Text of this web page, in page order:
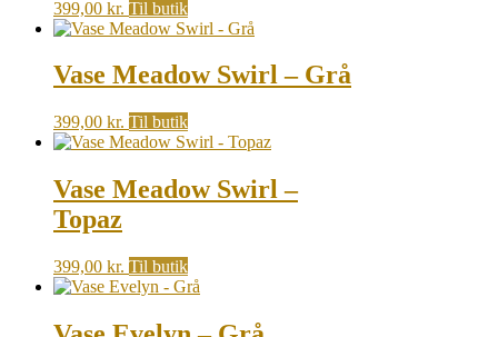
399,00 kr. Til butik
Vase Meadow Swirl – Grå
399,00 kr. Til butik
Vase Meadow Swirl –
Topaz
399,00 kr. Til butik